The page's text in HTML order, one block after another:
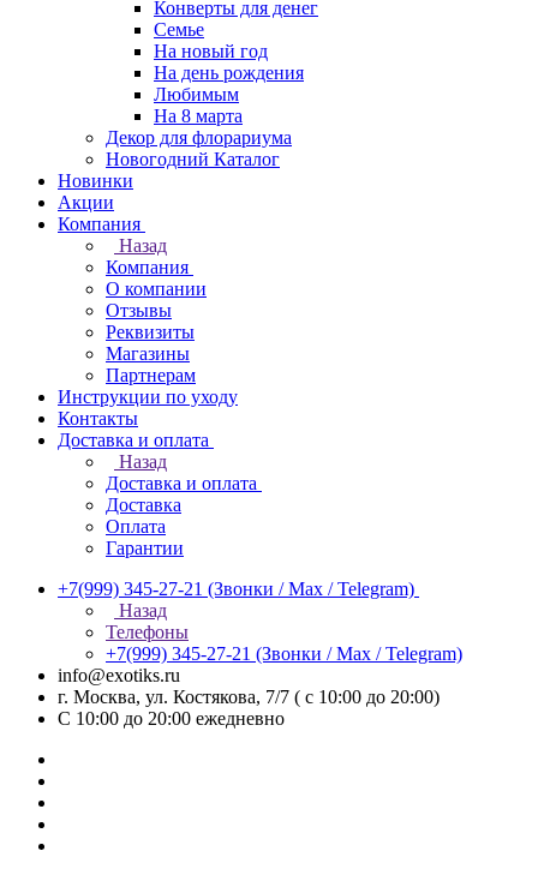
Конверты для денег
Семье
На новый год
На день рождения
Любимым
На 8 марта
Декор для флорариума
Новогодний Каталог
Новинки
Акции
Компания
Назад
Компания
О компании
Отзывы
Реквизиты
Магазины
Партнерам
Инструкции по уходу
Контакты
Доставка и оплата
Назад
Доставка и оплата
Доставка
Оплата
Гарантии
+7(999) 345-27-21 (Звонки / Max / Telegram)
Назад
Телефоны
+7(999) 345-27-21 (Звонки / Max / Telegram)
info@exotiks.ru
г. Москва, ул. Костякова, 7/7 ( с 10:00 до 20:00)
С 10:00 до 20:00 ежедневно